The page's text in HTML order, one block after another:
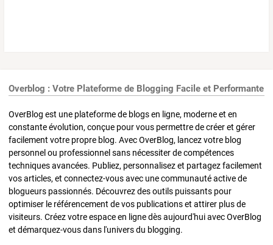
Overblog : Votre Plateforme de Blogging Facile et Performante
OverBlog est une plateforme de blogs en ligne, moderne et en
constante évolution, conçue pour vous permettre de créer et gérer
facilement votre propre blog. Avec OverBlog, lancez votre blog
personnel ou professionnel sans nécessiter de compétences
techniques avancées. Publiez, personnalisez et partagez facilement
vos articles, et connectez-vous avec une communauté active de
blogueurs passionnés. Découvrez des outils puissants pour
optimiser le référencement de vos publications et attirer plus de
visiteurs. Créez votre espace en ligne dès aujourd'hui avec OverBlog
et démarquez-vous dans l'univers du blogging.